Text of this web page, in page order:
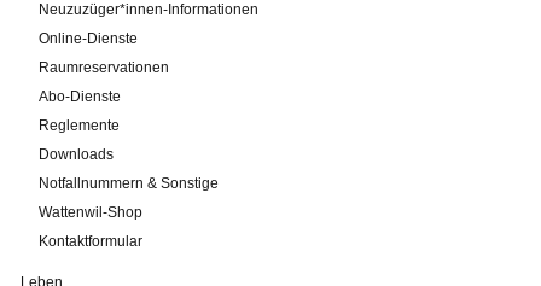
Neuzuzüger*innen-Informationen
Online-Dienste
Raumreservationen
Abo-Dienste
Reglemente
Downloads
Notfallnummern & Sonstige
Wattenwil-Shop
Kontaktformular
Leben